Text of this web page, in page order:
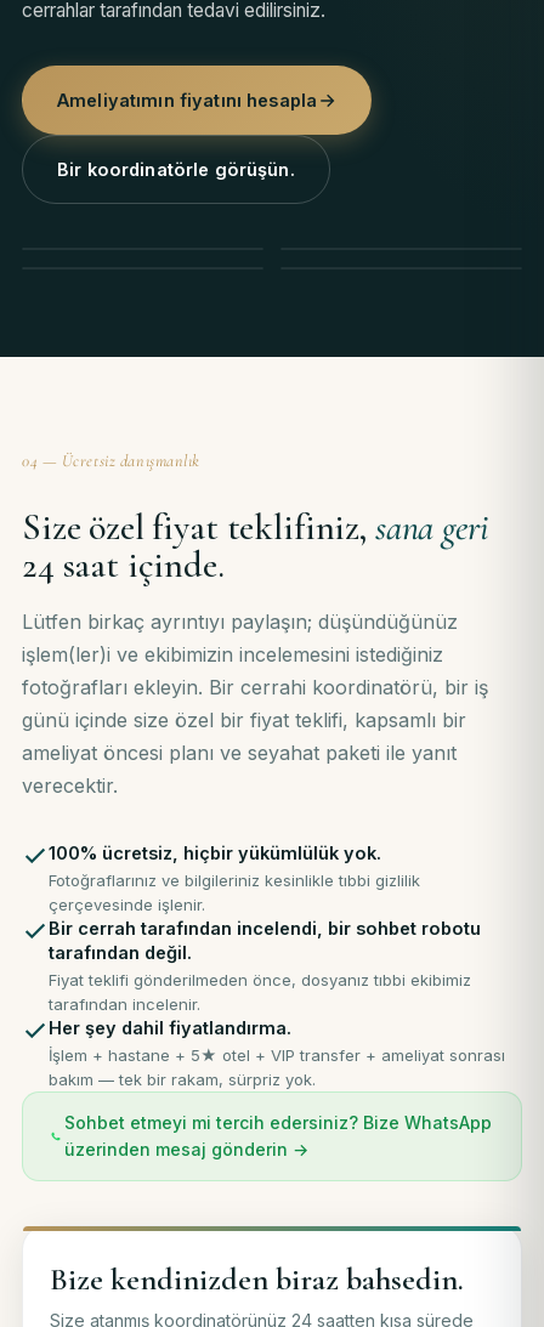
cerrahlar tarafından tedavi edilirsiniz.
Ameliyatımın fiyatını hesapla
Bir koordinatörle görüşün.
04 — Ücretsiz danışmanlık
Size özel fiyat teklifiniz, sana geri
24 saat içinde.
Lütfen birkaç ayrıntıyı paylaşın; düşündüğünüz
işlem(ler)i ve ekibimizin incelemesini istediğiniz
fotoğrafları ekleyin. Bir cerrahi koordinatörü, bir iş
günü içinde size özel bir fiyat teklifi, kapsamlı bir
ameliyat öncesi planı ve seyahat paketi ile yanıt
verecektir.
100% ücretsiz, hiçbir yükümlülük yok.
Fotoğraflarınız ve bilgileriniz kesinlikle tıbbi gizlilik
çerçevesinde işlenir.
Bir cerrah tarafından incelendi, bir sohbet robotu
tarafından değil.
Fiyat teklifi gönderilmeden önce, dosyanız tıbbi ekibimiz
tarafından incelenir.
Her şey dahil fiyatlandırma.
İşlem + hastane + 5★ otel + VIP transfer + ameliyat sonrası
bakım — tek bir rakam, sürpriz yok.
Sohbet etmeyi mi tercih edersiniz? Bize WhatsApp
üzerinden mesaj gönderin →
Bize kendinizden biraz bahsedin.
Size atanmış koordinatörünüz 24 saatten kısa sürede